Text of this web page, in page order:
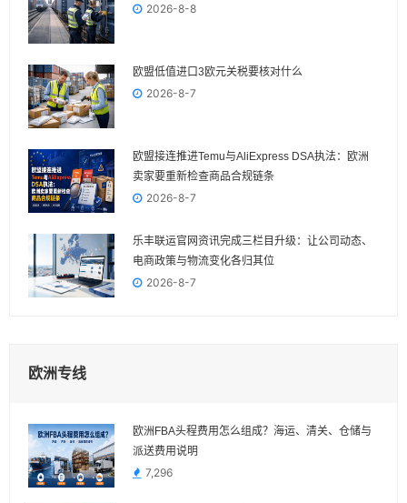
2026-8-8
欧盟低值进口3欧元关税要核对什么
2026-8-7
欧盟接连推进Temu与AliExpress DSA执法：欧洲
卖家要重新检查商品合规链条
2026-8-7
乐丰联运官网资讯完成三栏目升级：让公司动态、
电商政策与物流变化各归其位
2026-8-7
欧洲专线
欧洲FBA头程费用怎么组成？海运、清关、仓储与
派送费用说明
7,296